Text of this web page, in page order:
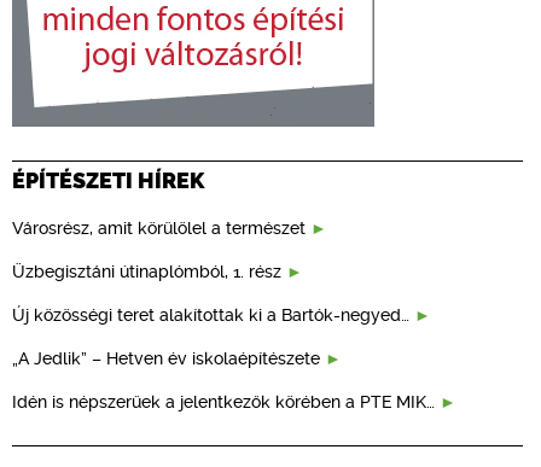
ÉPÍTÉSZETI HÍREK
Városrész, amit körülölel a természet
Üzbegisztáni útinaplómból, 1. rész
Új közösségi teret alakítottak ki a Bartók-negyed…
„A Jedlik” – Hetven év iskolaépítészete
Idén is népszerűek a jelentkezők körében a PTE MIK…